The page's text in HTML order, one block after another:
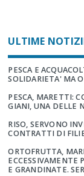
ULTIME
PESCA E
SOLIDARIETA' MA
PESCA, MARETTI:
GIANI, UNA DELLE
RISO, SERVONO
CONTRATTI DI
ORTOFRUTTA,
ECCESSIVAMENTE
E GRANDINATE.